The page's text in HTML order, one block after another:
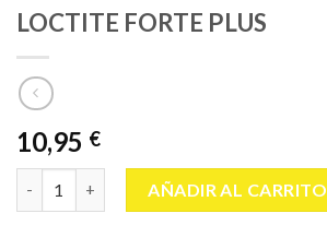
LOCTITE FORTE PLUS
10,95 €
LOCTITE FORTE PLUS cantidad
AÑADIR AL CARRITO